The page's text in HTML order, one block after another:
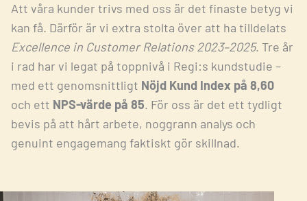
Att våra kunder trivs med oss är det finaste betyg vi
kan få. Därför är vi extra stolta över att ha tilldelats
Excellence in Customer Relations 2023–2025. Tre år
i rad har vi legat på toppnivå i Regi:s kundstudie –
med ett genomsnittligt Nöjd Kund Index på 8,60
och ett NPS-värde på 85. För oss är det ett tydligt
bevis på att hårt arbete, noggrann analys och
genuint engagemang faktiskt gör skillnad.